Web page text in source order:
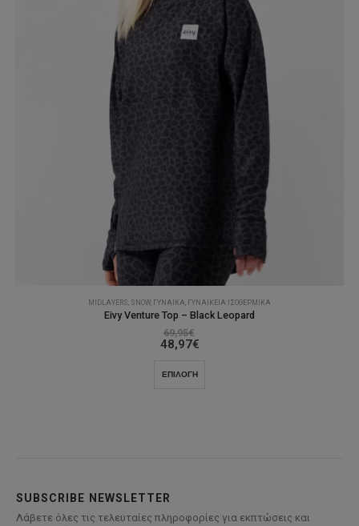
MIDLAYERS, SNOW, ΓΥΝΑΊΚΑ, ΓΥΝΑΙΚΕΊΑ ΙΣΟΘΕΡΜΙΚΆ
Eivy Venture Top – Black Leopard
69,95€
48,97€
ΕΠΙΛΟΓΉ
να
SUBSCRIBE NEWSLETTER
Λάβετε όλες τις τελευταίες πληροφορίες για εκπτώσεις και